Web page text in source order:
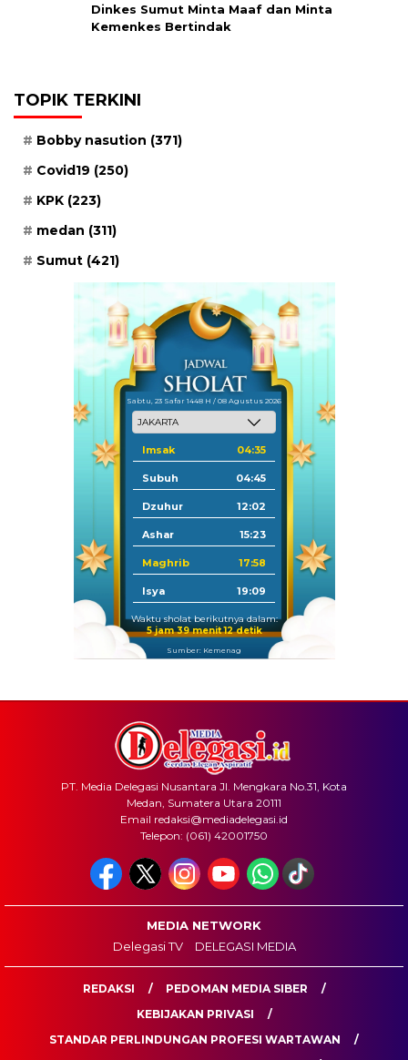
Dinkes Sumut Minta Maaf dan Minta
Kemenkes Bertindak
TOPIK TERKINI
Bobby nasution (371)
Covid19 (250)
KPK (223)
medan (311)
Sumut (421)
Sabtu, 23 Safar 1448 H / 08 Agustus 2026
Imsak 04:35
Subuh 04:45
Dzuhur 12:02
Ashar 15:23
Maghrib 17:58
Isya 19:09
Waktu sholat berikutnya dalam:
5 jam 39 menit 12 detik
Sumber: Kemenag
PT. Media Delegasi Nusantara Jl. Mengkara No.31, Kota
Medan, Sumatera Utara 20111
Email redaksi@mediadelegasi.id
Telepon: (061) 42001750
MEDIA NETWORK
Delegasi TV
DELEGASI MEDIA
REDAKSI
PEDOMAN MEDIA SIBER
KEBIJAKAN PRIVASI
STANDAR PERLINDUNGAN PROFESI WARTAWAN